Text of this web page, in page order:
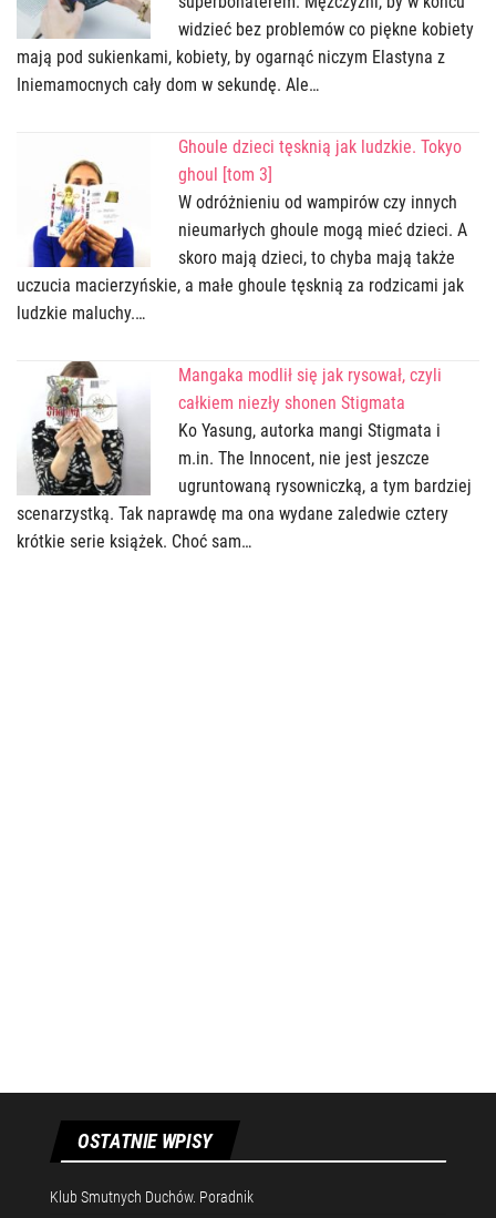
widzieć bez problemów co piękne kobiety
mają pod sukienkami, kobiety, by ogarnąć niczym Elastyna z
Iniemamocnych cały dom w sekundę. Ale…
Ghoule dzieci tęsknią jak ludzkie. Tokyo
ghoul [tom 3]
W odróżnieniu od wampirów czy innych
nieumarłych ghoule mogą mieć dzieci. A
skoro mają dzieci, to chyba mają także
uczucia macierzyńskie, a małe ghoule tęsknią za rodzicami jak
ludzkie maluchy.…
Mangaka modlił się jak rysował, czyli
całkiem niezły shonen Stigmata
Ko Yasung, autorka mangi Stigmata i
m.in. The Innocent, nie jest jeszcze
ugruntowaną rysowniczką, a tym bardziej
scenarzystką. Tak naprawdę ma ona wydane zaledwie cztery
krótkie serie książek. Choć sam…
OSTATNIE WPISY
Klub Smutnych Duchów. Poradnik